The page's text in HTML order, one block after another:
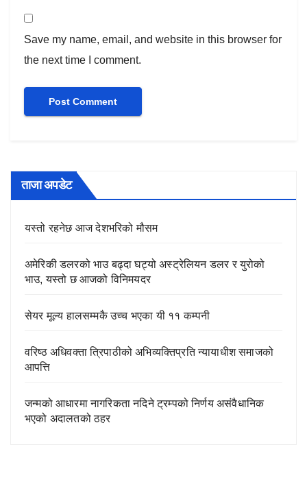
Save my name, email, and website in this browser for
the next time I comment.
ताजा अपडेट
यस्तो रहनेछ आज देशभरिको मौसम
अमेरिकी डलरको भाउ बढ्दा घट्यो अस्ट्रेलियन डलर र युरोको
भाउ, यस्तो छ आजको विनिमयदर
सेयर मूल्य हालसम्मकै उच्च भएका यी ११ कम्पनी
वरिष्ठ अधिवक्ता त्रिपाठीको अभिव्यक्तिप्रति न्यायाधीश समाजको
आपत्ति
जन्मको आधारमा नागरिकता नदिने ट्रम्पको निर्णय असंवैधानिक
भएको अदालतको ठहर